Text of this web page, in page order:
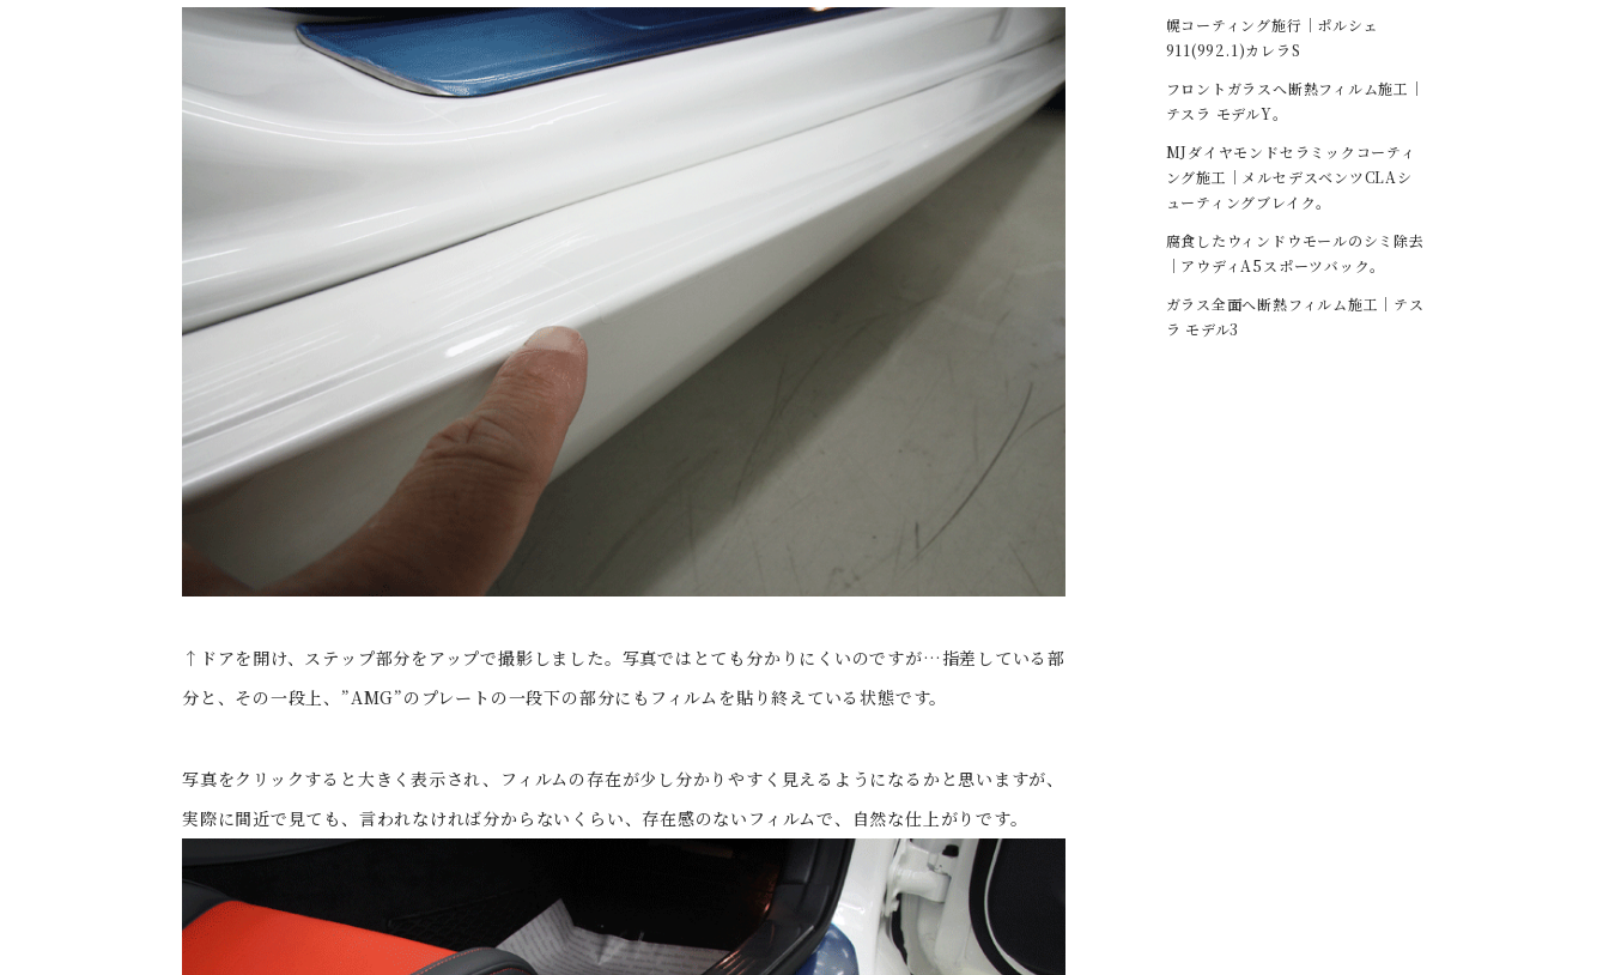
↑ドアを開け、ステップ部分をアップで撮影しました。写真ではとても分かりにくいのですが…指差している部
分と、その一段上、”AMG”のプレートの一段下の部分にもフィルムを貼り終えている状態です。
写真をクリックすると大きく表示され、フィルムの存在が少し分かりやすく見えるようになるかと思いますが、
実際に間近で見ても、言われなければ分からないくらい、存在感のないフィルムで、自然な仕上がりです。
幌コーティング施行｜ポルシェ
911(992.1)カレラS
フロントガラスへ断熱フィルム施工｜
テスラ モデルY。
MJダイヤモンドセラミックコーティ
ング施工｜メルセデスベンツCLAシ
ューティングブレイク。
腐食したウィンドウモールのシミ除去
｜アウディA5スポーツバック。
ガラス全面へ断熱フィルム施工｜テス
ラ モデル3